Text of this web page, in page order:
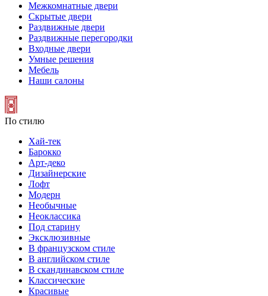
Межкомнатные двери
Скрытые двери
Раздвижные двери
Раздвижные перегородки
Входные двери
Умные решения
Мебель
Наши салоны
По стилю
Хай-тек
Барокко
Арт-деко
Дизайнерские
Лофт
Модерн
Необычные
Неоклассика
Под старину
Эксклюзивные
В французском стиле
В английском стиле
В скандинавском стиле
Классические
Красивые